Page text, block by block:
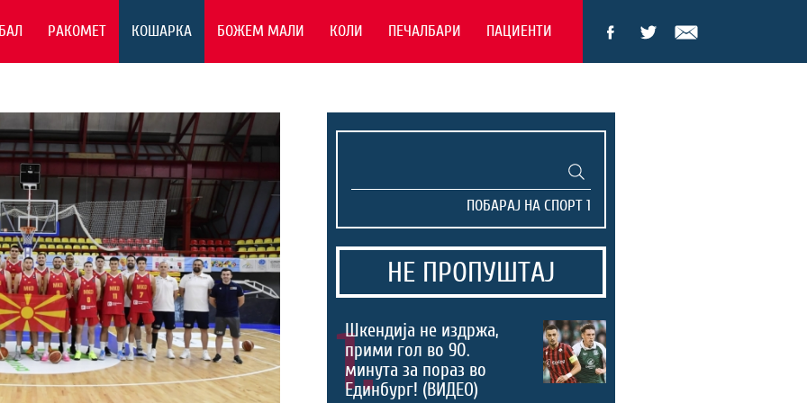
РАКОМЕТ КОШАРКА БОЖЕМ МАЛИ КОЛИ ПЕЧАЛБАРИ ПАЦИЕНТИ
НЕ ПРОПУШТАЈ
1.
Шкендија не издржа,
прими гол во 90.
минута за пораз во
Единбург! (ВИДЕО)